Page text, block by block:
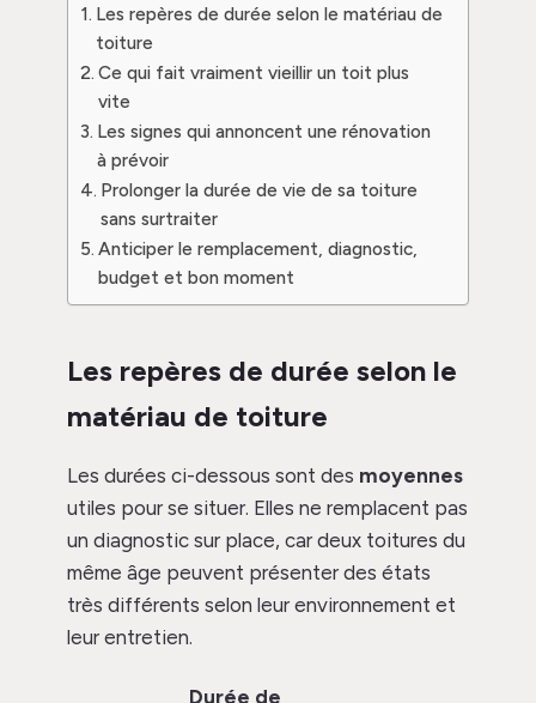
Les repères de durée selon le matériau de
toiture
Ce qui fait vraiment vieillir un toit plus
vite
Les signes qui annoncent une rénovation
à prévoir
Prolonger la durée de vie de sa toiture
sans surtraiter
Anticiper le remplacement, diagnostic,
budget et bon moment
Les repères de durée selon le
matériau de toiture
Les durées ci-dessous sont des moyennes
utiles pour se situer. Elles ne remplacent pas
un diagnostic sur place, car deux toitures du
même âge peuvent présenter des états
très différents selon leur environnement et
leur entretien.
Durée de